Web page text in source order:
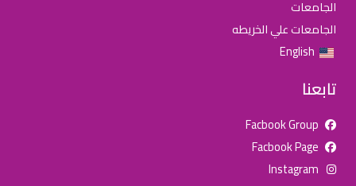
الجامعات
الجامعات علي الخريطه
English
تابعنا
Facbook Group
Facbook Page
Instagramللإعلان على منصة سكولي وجروب مدارس عالمية وأهلية يشرفنا